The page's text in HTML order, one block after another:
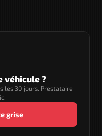
véhicule ?
les 30 jours. Prestataire
grise